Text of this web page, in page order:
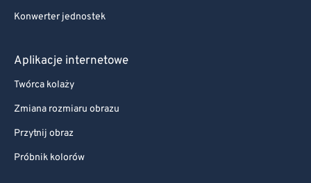
Konwerter jednostek
Aplikacje internetowe
Twórca kolaży
Zmiana rozmiaru obrazu
Przytnij obraz
Próbnik kolorów